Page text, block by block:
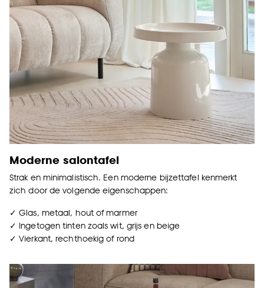
Moderne salontafel
Strak en minimalistisch. Een moderne bijzettafel kenmerkt
zich door de volgende eigenschappen:
✓ Glas, metaal, hout of marmer
✓ Ingetogen tinten zoals wit, grijs en beige
✓ Vierkant, rechthoekig of rond